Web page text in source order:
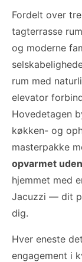
Fordelt over
tagterrasse
og moderne
rum med
elevator
Hovedetagen
køkken- og
masterpakke
opvarmet
hjemmet med
Jacuzzi — dit
dig.
Hver eneste
engagement i